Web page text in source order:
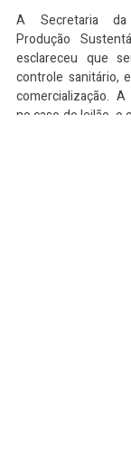
A Secretaria da
Produção
esclareceu que
controle sanitário,
comercialização.
no caso do leilão, o